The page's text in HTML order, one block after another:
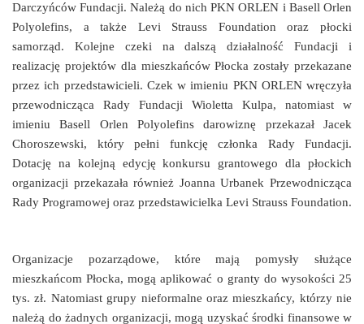
Darczyńców Fundacji. Należą do nich PKN ORLEN i Basell Orlen
Polyolefins, a także Levi Strauss Foundation oraz płocki
samorząd. Kolejne czeki na dalszą działalność Fundacji i
realizację projektów dla mieszkańców Płocka zostały przekazane
przez ich przedstawicieli. Czek w imieniu PKN ORLEN wręczyła
przewodnicząca Rady Fundacji Wioletta Kulpa, natomiast w
imieniu Basell Orlen Polyolefins darowiznę przekazał Jacek
Choroszewski, który pełni funkcję członka Rady Fundacji.
Dotację na kolejną edycję konkursu grantowego dla płockich
organizacji przekazała również Joanna Urbanek Przewodnicząca
Rady Programowej oraz przedstawicielka Levi Strauss Foundation.
Organizacje pozarządowe, które mają pomysły służące
mieszkańcom Płocka, mogą aplikować o granty do wysokości 25
tys. zł. Natomiast grupy nieformalne oraz mieszkańcy, którzy nie
należą do żadnych organizacji, mogą uzyskać środki finansowe w